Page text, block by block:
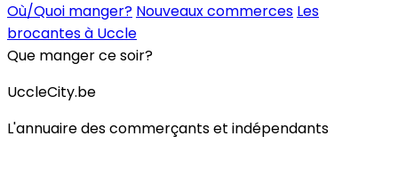
Où/Quoi manger? Nouveaux commerces Les
brocantes à Uccle
Que manger ce soir?
UccleCity.be
L'annuaire des commerçants et indépendants